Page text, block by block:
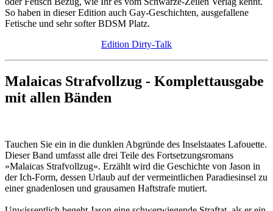
So haben in dieser Edition auch Gay-Geschichten, ausgefallene
Fetische und sehr softer BDSM Platz.
Edition Dirty-Talk
Malaicas Strafvollzug - Komplettausgabe
mit allen Bänden
Tauchen Sie ein in die dunklen Abgründe des Inselstaates Lafouette.
Dieser Band umfasst alle drei Teile des Fortsetzungsromans
»Malaicas Strafvollzug«. Erzählt wird die Geschichte von Jason in
der Ich-Form, dessen Urlaub auf der vermeintlichen Paradiesinsel zu
einer gnadenlosen und grausamen Haftstrafe mutiert.